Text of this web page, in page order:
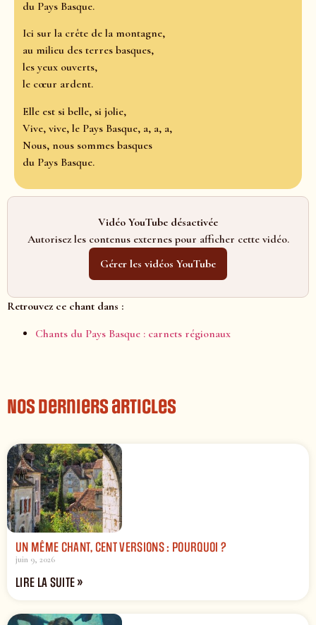
du Pays Basque.
Ici sur la crête de la montagne,
au milieu des terres basques,
les yeux ouverts,
le cœur ardent.
Elle est si belle, si jolie,
Vive, vive, le Pays Basque, a, a, a,
Nous, nous sommes basques
du Pays Basque.
Vidéo YouTube désactivée
Autorisez les contenus externes pour afficher cette vidéo.
Gérer les vidéos YouTube
Retrouvez ce chant dans :
Chants du Pays Basque : carnets régionaux
Nos derniers articles
UN MÊME CHANT, CENT VERSIONS : POURQUOI ?
juin 9, 2026
LIRE LA SUITE »